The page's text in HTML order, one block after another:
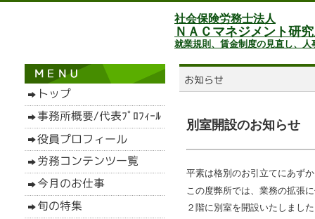
社会保険労務士法人
ＮＡＣマネジメント研
就業規則、賃金制度の見直し、
別室開設のお知らせ
平素は格別のお引立てにあず
この度弊所では、業務の拡張
２階に別室を開設いたしまし